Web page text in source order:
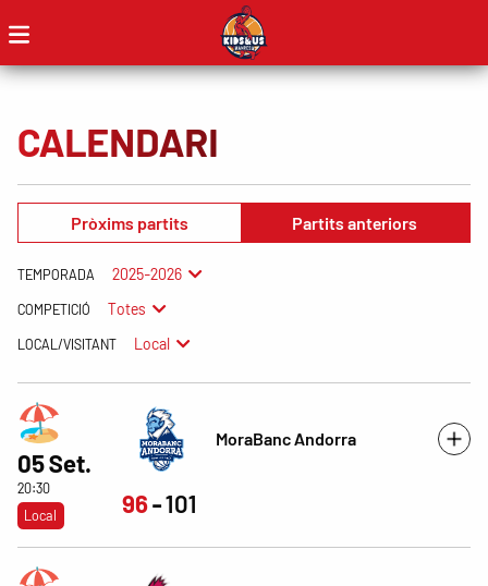
CALENDARI
Pròxims partits Partits anteriors
TEMPORADA 2025-2026
COMPETICIÓ Totes
LOCAL/VISITANT Local
05 Set.
20:30
Local
MoraBanc Andorra
96 101